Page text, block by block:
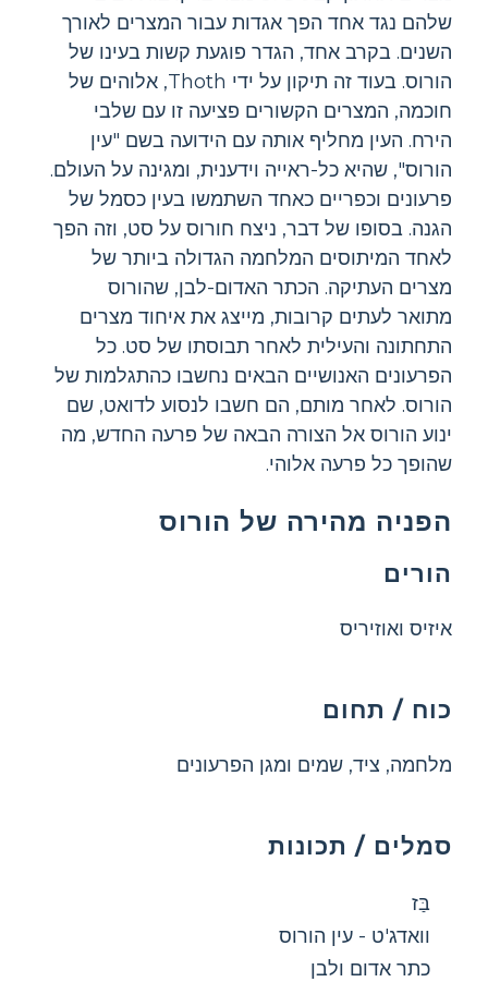
שלהם נגד אחד הפך אגדות עבור המצרים לאורך
השנים. בקרב אחד, הגדר פוגעת קשות בעינו של
הורוס. בעוד זה תיקון על ידי Thoth, אלוהים של
חוכמה, המצרים הקשורים פציעה זו עם שלבי
הירח. העין מחליף אותה עם הידועה בשם "עין
הורוס", שהיא כל-ראייה וידענית, ומגינה על העולם.
פרעונים וכפריים כאחד השתמשו בעין כסמל של
הגנה. בסופו של דבר, ניצח חורוס על סט, וזה הפך
לאחד המיתוסים המלחמה הגדולה ביותר של
מצרים העתיקה. הכתר האדום-לבן, שהורוס
מתואר לעתים קרובות, מייצג את איחוד מצרים
התחתונה והעילית לאחר תבוסתו של סט. כל
הפרעונים האנושיים הבאים נחשבו כהתגלמות של
הורוס. לאחר מותם, הם חשבו לנסוע לדואט, שם
ינוע הורוס אל הצורה הבאה של פרעה החדש, מה
שהופך כל פרעה אלוהי.
הפניה מהירה של הורוס
הורים
איזיס ואוזיריס
כוח / תחום
מלחמה, ציד, שמים ומגן הפרעונים
סמלים / תכונות
בַּז
וואדג'ט - עין הורוס
כתר אדום ולבן